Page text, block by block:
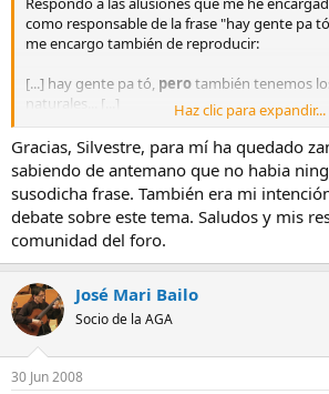
como responsable de la frase "hay gente pa
me encargo también de reproducir:
[...] hay gente pa tó, perotambién tenemos
naturales... [...]
explico que la escribí a propósito de utilizar los
cuerdas al aire de la guitarra común... si no
quizá resulte poco variado, coincido con José
dije... se pueden hacer más cosas con la mano
producir más sonidos...
si se quiere usar 6 sonidos en un
más de 6 veces esa cantidad, entonces hay
diciendo eso no hago más que dar una idea
previo, de mis precauciones, de mis prejuicios
planteamiento)
que matizo suficientemente la frase maldita)
armónicos
Haz clic para expandir...
Gracias, Silvestre, para mí ha quedado
sabiendo de antemano que no habia
susodicha frase. También era mi
debate sobre este tema. Saludos y mis
comunidad del foro.
José Mari Bailo
Socio de la AGA
30 Jun 2008